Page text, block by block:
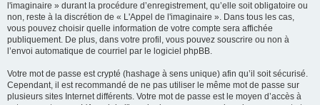
l'imaginaire » durant la procédure d’enregistrement, qu’elle soit obligatoire ou
non, reste à la discrétion de « L'Appel de l'imaginaire ». Dans tous les cas,
vous pouvez choisir quelle information de votre compte sera affichée
publiquement. De plus, dans votre profil, vous pouvez souscrire ou non à
l’envoi automatique de courriel par le logiciel phpBB.
Votre mot de passe est crypté (hashage à sens unique) afin qu’il soit sécurisé.
Cependant, il est recommandé de ne pas utiliser le même mot de passe sur
plusieurs sites Internet différents. Votre mot de passe est le moyen d’accès à